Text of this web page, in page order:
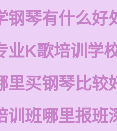
钢琴有什么好
业K歌培训学
里买钢琴比较
训班哪里报班